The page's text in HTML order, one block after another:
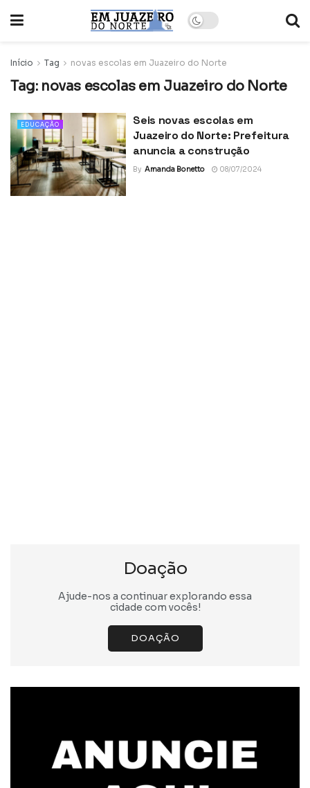
Início Tag novas escolas em Juazeiro do Norte
Tag: novas escolas em Juazeiro do Norte
EDUCAÇÃO
Seis novas escolas em
Juazeiro do Norte: Prefeitura
anuncia a construção
By Amanda Bonetto 08/07/2024
Doação
Ajude-nos a continuar explorando essa
cidade com vocês!
DOAÇÃO